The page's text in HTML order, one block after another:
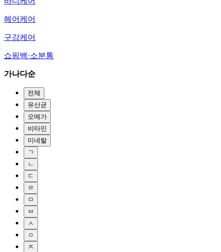
헤어케어
구강케어
쇼핑백·소분통
가나다순
전체
유산균
오메가
비타민
미네랄
ㄱ
ㄴ
ㄷ
ㄹ
ㅁ
ㅂ
ㅅ
ㅇ
ㅈ